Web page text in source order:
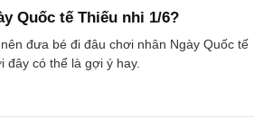
Quốc tế Thiếu nhi 1/6?
đưa bé đi đâu chơi nhân Ngày Quốc tế
có thể là gợi ý hay.